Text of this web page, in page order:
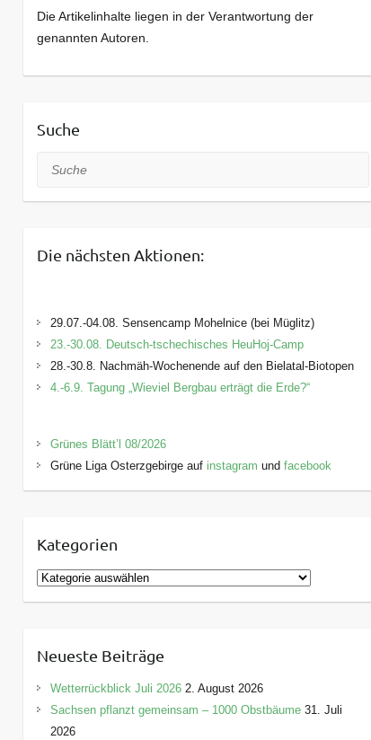
Die Artikelinhalte liegen in der Verantwortung der
genannten Autoren.
Suche
Suche
Die nächsten Aktionen:
29.07.-04.08. Sensencamp Mohelnice (bei Müglitz)
23.-30.08. Deutsch-tschechisches HeuHoj-Camp
28.-30.8. Nachmäh-Wochenende auf den Bielatal-Biotopen
4.-6.9. Tagung „Wieviel Bergbau erträgt die Erde?“
Grünes Blätt’l 08/2026
Grüne Liga Osterzgebirge auf instagram und facebook
Kategorien
K
a
g
o
r
Neueste Beiträge
Wetterrückblick Juli 2026 2. August 2026
Sachsen pflanzt gemeinsam – 1000 Obstbäume 31. Juli
2026